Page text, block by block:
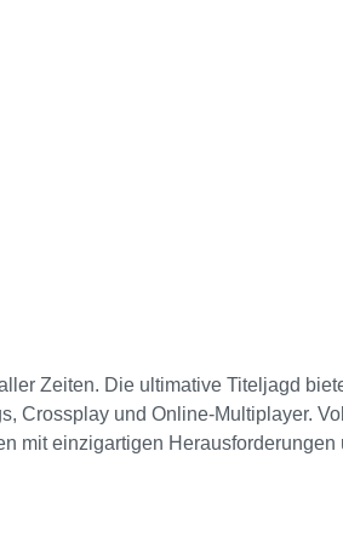
Zeiten. Die ultimative Titeljagd
Crossplay und Online-Multiplayer.
mit einzigartigen
Online-Multiplayer